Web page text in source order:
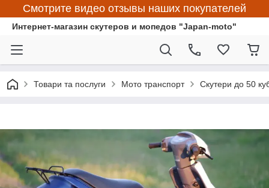
Смотрите видео отзывы наших покупателей
Интернет-магазин скутеров и мопедов "Japan-moto"
Товари та послуги Мото транспорт Скутери до 50